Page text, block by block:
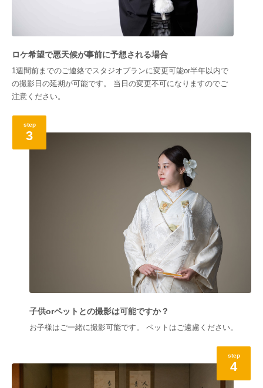
ロケ希望で悪天候が事前に予想される場合
1週間前までのご連絡でスタジオプランに変更可能or半年以内で
の撮影日の延期が可能です。 当日の変更不可になりますのでご
注意ください。
step
3
子供orペットとの撮影は可能ですか？
お子様はご一緒に撮影可能です。 ペットはご遠慮ください。
step
4